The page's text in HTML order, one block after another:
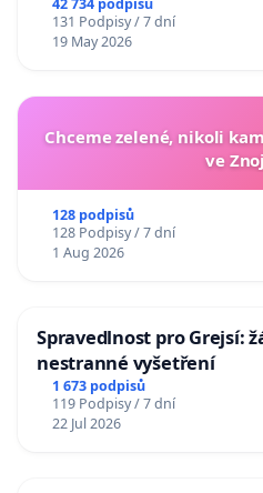
42 734 podpisů
131 Podpisy / 7 dní
19 May 2026
Chceme zelené, nikoli
ve
128 podpisů
128 Podpisy / 7 dní
1 Aug 2026
Spravedlnost pro Grejsí:
nestranné vyšetření
1 673 podpisů
119 Podpisy / 7 dní
22 Jul 2026